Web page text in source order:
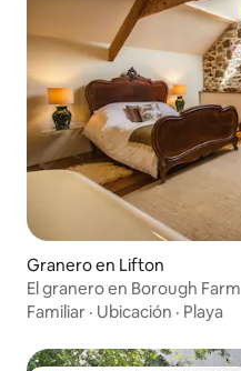
Granero en Lifton
El granero en Borough Farm
Familiar · Ubicación · Playa